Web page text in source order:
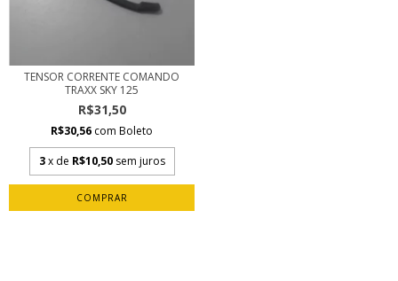
TENSOR CORRENTE COMANDO
TRAXX SKY 125
R$31,50
R$30,56 com Boleto
3 x de R$10,50 sem juros